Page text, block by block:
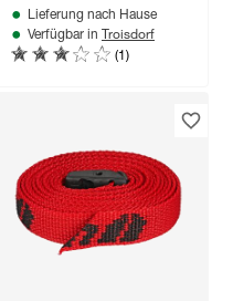
Lieferung nach Hause
Verfügbar in Troisdorf
(1)